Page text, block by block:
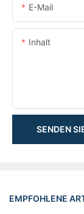
E-Mail
Inhalt
SENDEN
EMPFOHLENE